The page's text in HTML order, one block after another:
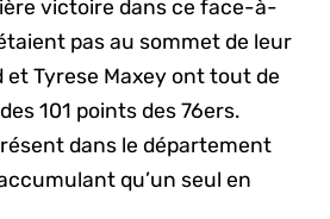
victoire dans ce face-à-
pas au sommet de leur
et Tyrese Maxey ont tout de
101 points des 76ers.
dans le département
qu’un seul en